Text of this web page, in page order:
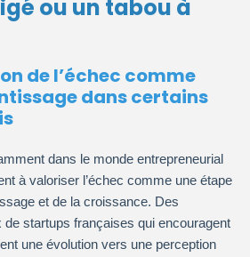
ou un tabou à
de l’échec comme
dans certains
dans le monde entrepreneurial
à valoriser l’échec comme une étape
et de la croissance. Des
startups françaises qui encouragent
une évolution vers une perception